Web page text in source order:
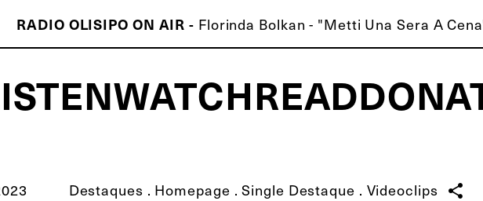
RADIO OLISIPO ON AIR - Florinda Bolkan - "Metti Una Sera A
WATCHREAD
Destaques . Homepage .Single Destaque . Videoclips share